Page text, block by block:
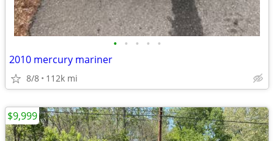
• • • • •
2010 mercury mariner
8/8 112k mi
$9,999